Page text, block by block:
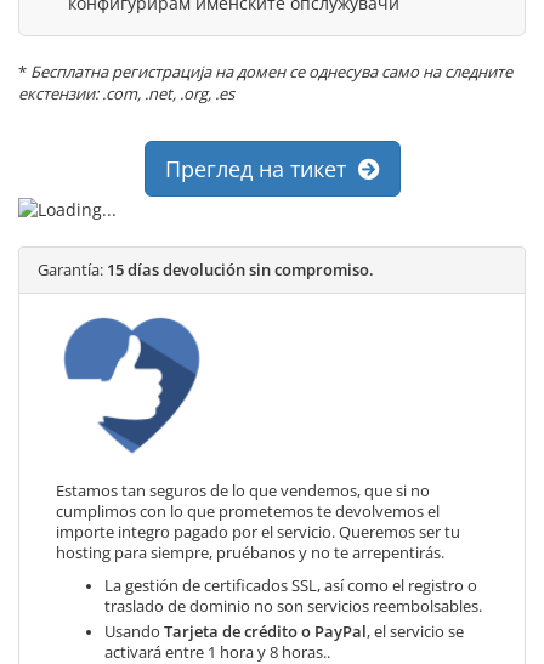
* Бесплатна регистрација на домен се однесува само на следните
екстензии: .com, .net, .org, .es
Преглед на тикет
Garantía: 15 días devolución sin compromiso.
Estamos tan seguros de lo que vendemos, que si no
cumplimos con lo que prometemos te devolvemos el
importe integro pagado por el servicio. Queremos ser tu
hosting para siempre, pruébanos y no te arrepentirás.
La gestión de certificados SSL, así como el registro o
traslado de dominio no son servicios reembolsables.
Usando Tarjeta de crédito o PayPal, el servicio se
activará entre 1 hora y 8 horas..